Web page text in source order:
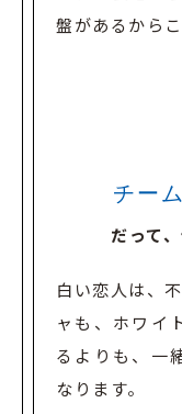
盤があるから
チー
だって
白い恋人は、
ャも、ホワイ
るよりも、 一
なります。